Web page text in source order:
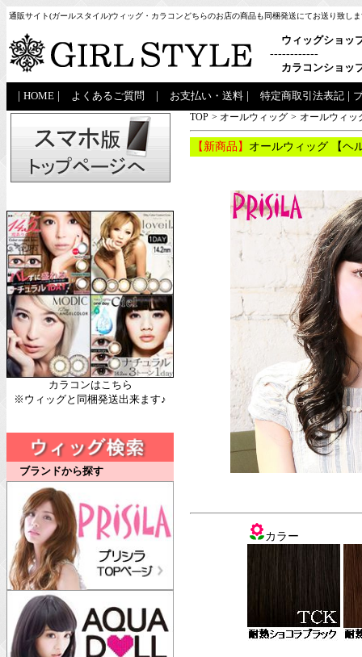
通販サイト(ガールスタイル)ウィッグ・カラコンどちらのお店の商品も同梱発送にてお送り致し
ウィッグショッ
------------
カラコンショッ
HOME よくあるご質問 お支払い・送料 特定商取引法表記
カラコンはこちら
※ウィッグと同梱発送出来ます♪
ブランドから探す
TOP > オールウィッグ > オールウィッ
【新商品】 オールウィッグ 【ヘ
カラー